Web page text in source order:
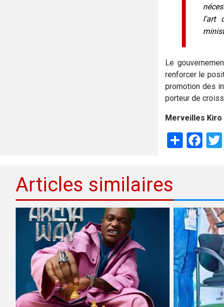
l'art
Le
renforcer le
promotion des
porteur de
Merveilles Kiro
Share
Articles similaires